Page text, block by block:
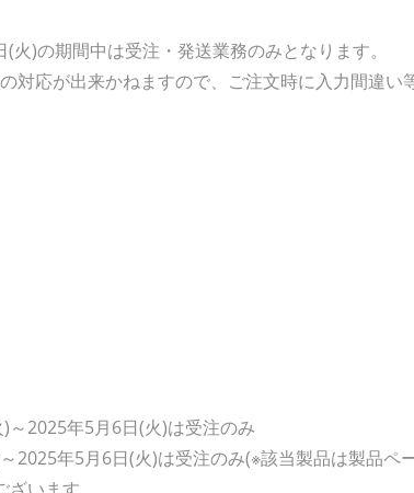
)の期間中は受注・発送業務のみとなります。
対応が出来かねますので、ご注文時に入力間違い
～2025年5月6日(火)は受注のみ
2025年5月6日(火)は受注のみ(※該当製品は製品ペ